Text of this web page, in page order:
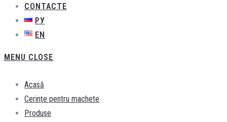
CONTACTE
РУ
EN
MENU CLOSE
Acasă
Cerinţe pentru machete
Produse